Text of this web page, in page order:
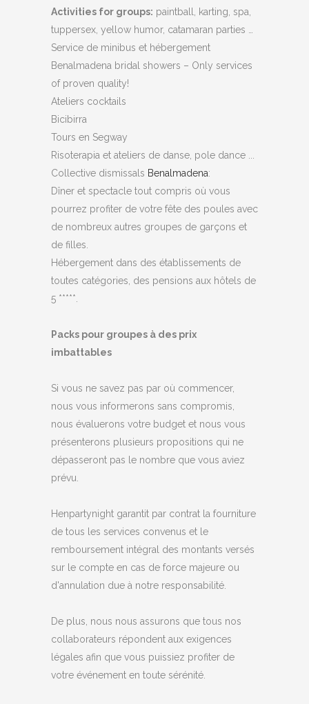
Activities for groups: paintball, karting, spa,
tuppersex, yellow humor, catamaran parties …
Service de minibus et hébergement
Benalmadena bridal showers – Only services
of proven quality!
Ateliers cocktails
Bicibirra
Tours en Segway
Risoterapia et ateliers de danse, pole dance ...
Collective dismissals Benalmadena:
Dîner et spectacle tout compris où vous
pourrez profiter de votre fête des poules avec
de nombreux autres groupes de garçons et
de filles.
Hébergement dans des établissements de
toutes catégories, des pensions aux hôtels de
5 *****.
Packs pour groupes à des prix
imbattables
Si vous ne savez pas par où commencer,
nous vous informerons sans compromis,
nous évaluerons votre budget et nous vous
présenterons plusieurs propositions qui ne
dépasseront pas le nombre que vous aviez
prévu.
Henpartynight garantit par contrat la fourniture
de tous les services convenus et le
remboursement intégral des montants versés
sur le compte en cas de force majeure ou
d'annulation due à notre responsabilité.
De plus, nous nous assurons que tous nos
collaborateurs répondent aux exigences
légales afin que vous puissiez profiter de
votre événement en toute sérénité.